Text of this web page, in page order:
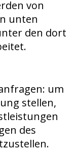
von
unten
den dort
um
stellen,
des